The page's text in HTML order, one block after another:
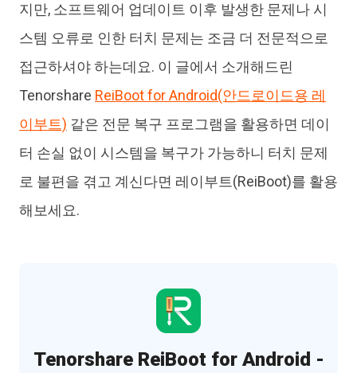
지만, 소프트웨어 업데이트 이후 발생한 문제나 시
스템 오류로 인한 터치 문제는 조금 더 전문적으로
접근하셔야 하는데요. 이 글에서 소개해드린
Tenorshare ReiBoot for Android(안드로이드용 레
이부트) 같은 전문 복구 프로그램을 활용하면 데이
터 손실 없이 시스템을 복구가 가능하니 터치 문제
로 불편을 겪고 계신다면 레이부트(ReiBoot)를 활용
해보세요.
Tenorshare ReiBoot for Android -